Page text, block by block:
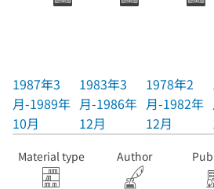
1987年3
月-1989年
10月
1983年3
月-1986年
12月
1978年2
月-1982年
12月
Material type Author